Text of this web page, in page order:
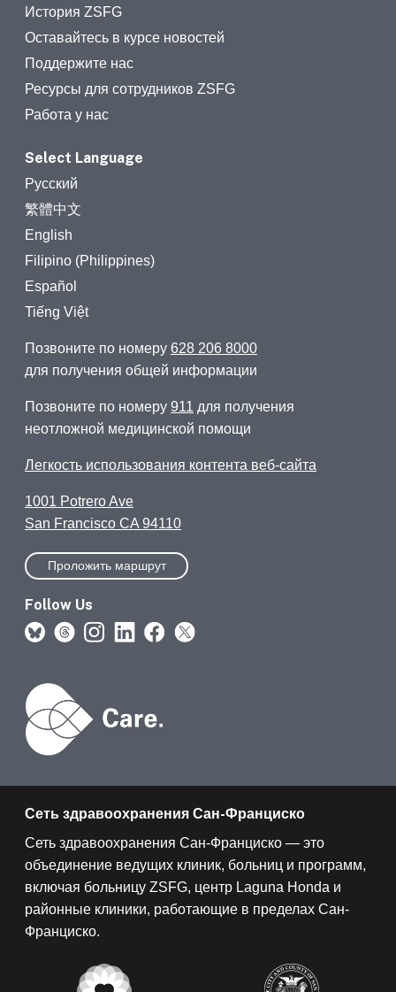
История ZSFG
Оставайтесь в курсе новостей
Поддержите нас
Ресурсы для сотрудников ZSFG
Работа у нас
Select Language
Русский
繁體中文
English
Filipino (Philippines)
Español
Tiếng Việt
Позвоните по номеру 628 206 8000
для получения общей информации
Позвоните по номеру 911 для получения
неотложной медицинской помощи
Легкость использования контента веб-сайта
1001 Potrero Ave
San Francisco CA 94110
Проложить маршрут
Follow Us
Сеть здравоохранения Сан-Франциско
Сеть здравоохранения Сан-Франциско — это
объединение ведущих клиник, больниц и программ,
включая больницу ZSFG, центр Laguna Honda и
районные клиники, работающие в пределах Сан-
Франциско.